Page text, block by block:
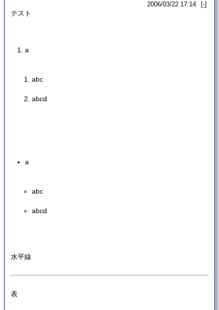
2006/03/22 17:14 -
テスト
a
abc
abcd
a
abc
abcd
水平線
表